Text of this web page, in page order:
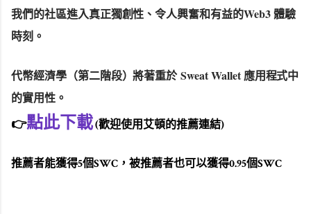
我們的社區進入真正獨創性、令人興奮和有益的Web3 體驗
時刻。
代幣經濟學（第二階段）將著重於Sweat Wallet 應用程式中
的實用性。
👉點此下載(歡迎使用艾頓的推薦連結)
推薦者能獲得5個SWC，被推薦者也可以獲得0.95個SWC